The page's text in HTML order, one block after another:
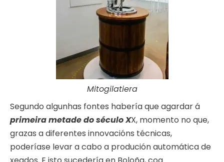
Mitogilatiera
Segundo algunhas fontes habería que agardar á
primeira metade do século XX, momento no que,
grazas a diferentes innovacións técnicas,
poderíase levar a cabo a produción automática de